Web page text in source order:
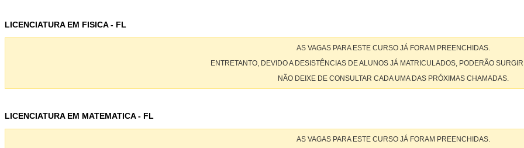
LICENCIATURA EM FISICA - FL
AS VAGAS PARA ESTE CURSO JÁ FORAM PREENCHIDAS.
ENTRETANTO, DEVIDO A DESISTÊNCIAS DE ALUNOS JÁ MATRICULADOS, PODERÃO
NÃO DEIXE DE CONSULTAR CADA UMA DAS PRÓXIMAS CHAMADAS.
LICENCIATURA EM MATEMATICA - FL
AS VAGAS PARA ESTE CURSO JÁ FORAM PREENCHIDAS.